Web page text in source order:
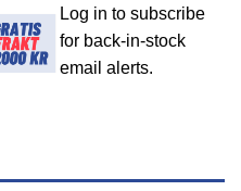
Log in to subscribe
for back-in-stock
email alerts.